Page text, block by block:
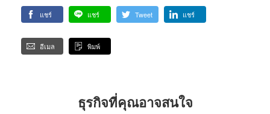
แชร์ แชร์ Tweet แชร์
อีเมล พิมพ์
ธุรกิจที่คุณอาจสนใจ